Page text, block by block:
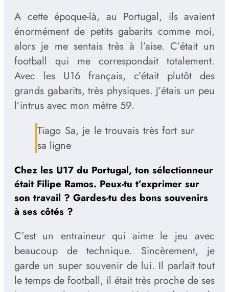
A cette époque-là, au Portugal, ils avaient
énormément de petits gabarits comme moi,
alors je me sentais très à l’aise. C’était un
football qui me correspondait totalement.
Avec les U16 français, c’était plutôt des
grands gabarits, très physiques. J’étais un peu
l’intrus avec mon mètre 59.
Tiago Sa, je le trouvais très fort sur
sa ligne
Chez les U17 du Portugal, ton sélectionneur
était Filipe Ramos. Peux-tu t’exprimer sur
son travail ? Gardes-tu des bons souvenirs
à ses côtés ?
C’est un entraineur qui aime le jeu avec
beaucoup de technique. Sincèrement, je
garde un super souvenir de lui. Il parlait tout
le temps de football, il était très proche de ses